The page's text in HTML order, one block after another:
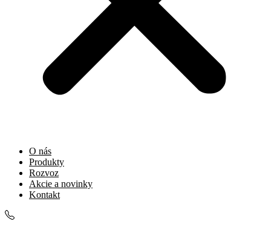
O nás
Produkty
Rozvoz
Akcie a novinky
Kontakt